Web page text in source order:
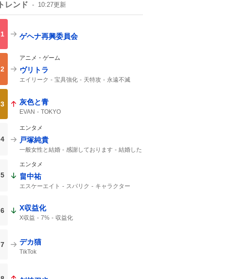
トレンド 10:27更新
1 ゲヘナ再興委員会
2
アニメ・ゲーム
ヴリトラ
エイリーク 宝具強化 天特攻
永遠不滅
3 灰色と青
EVAN TOKYO
4
エンタメ
戸塚純貴
一般女性と結婚 感謝しております
結婚した
5
エンタメ
畠中祐
エスケーエイト スパリク
キャラクター
6 X収益化
X収益 7% 収益化
7 デカ猫
TikTok